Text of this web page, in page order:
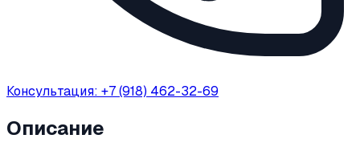
Консультация: +7 (918) 462-32-69
Описание